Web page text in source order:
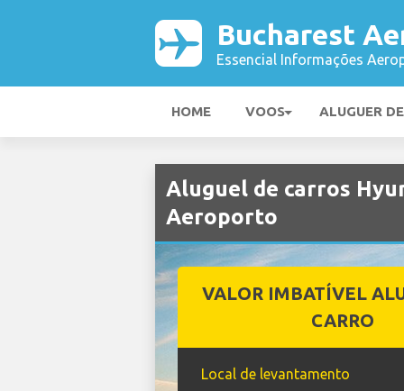
Bucharest
Essencial Informações
HOME VOOS ALUGUER
Aluguel de carros
Aeroporto
VALOR IMBATÍVEL
CARRO
Local de levantamento